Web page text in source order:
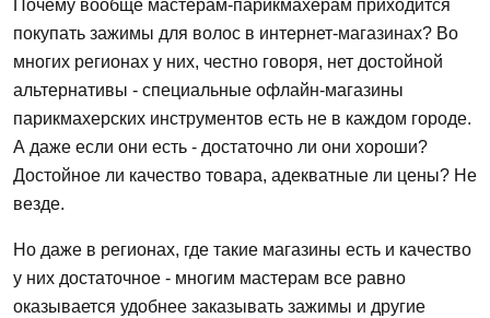
Почему вообще мастерам-парикмахерам приходится
покупать зажимы для волос в интернет-магазинах? Во
многих регионах у них, честно говоря, нет достойной
альтернативы - специальные офлайн-магазины
парикмахерских инструментов есть не в каждом городе.
А даже если они есть - достаточно ли они хороши?
Достойное ли качество товара, адекватные ли цены? Не
везде.
Но даже в регионах, где такие магазины есть и качество
у них достаточное - многим мастерам все равно
оказывается удобнее заказывать зажимы и другие